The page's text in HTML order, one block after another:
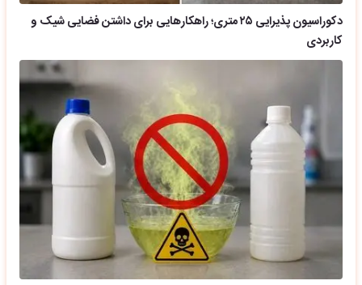
دکوراسیون پذیرایی ۲۵ متری؛ راهکارهایی برای داشتن فضایی شیک و
کاربردی